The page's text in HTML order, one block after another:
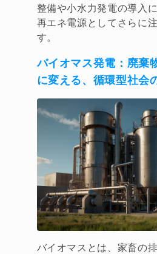
整備や小水力発電の導入
再エネ電源としてさらに
す。
バイオマス発電：廃棄
に変える、循環型社会
バイオマスとは、家畜の